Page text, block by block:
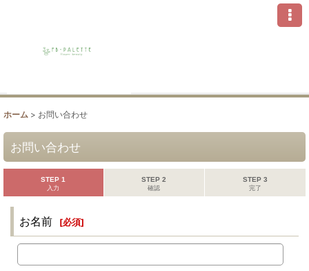
ホーム > お問い合わせ
お問い合わせ
STEP 1
入力
STEP 2
確認
STEP 3
完了
お名前 [必須]